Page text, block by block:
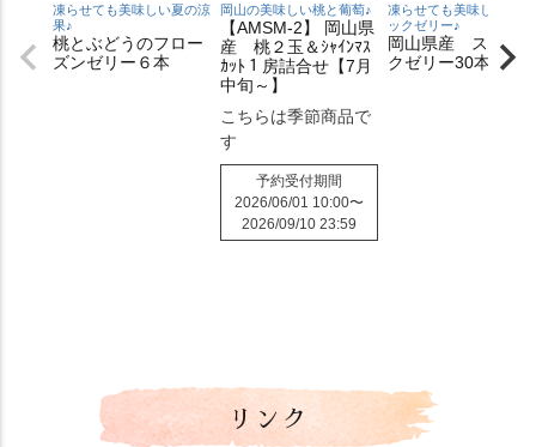
凍らせても美味しい夏の涼
果♪
桃とぶどうのフロー
ズンゼリー６本
岡山の美味しい桃と葡萄♪
【AMSM-2】 岡山県
産 桃２玉＆ｼｬｲﾝﾏｽ
ｶｯﾄ１房詰合せ【7月
中旬～】
こちらは季節商品で
す
予約受付期間
2026/06/01 10:00〜
2026/09/10 23:59
凍らせても美味しいステ
ックゼリー♪
岡山県産 スティ
クゼリー30本入り
リンク